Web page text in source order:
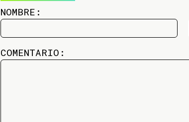
NOMBRE:
COMENTARIO: